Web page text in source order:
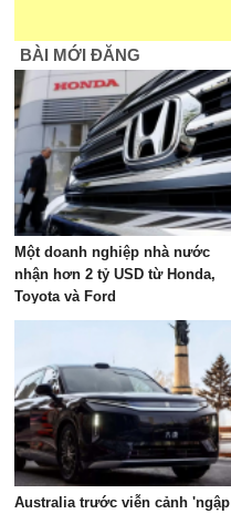
BÀI MỚI ĐĂNG
Một doanh nghiệp nhà nước
nhận hơn 2 tỷ USD từ Honda,
Toyota và Ford
Australia trước viễn cảnh 'ngập